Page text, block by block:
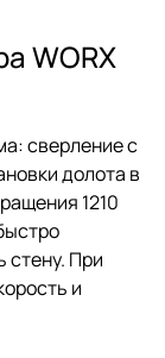
WORX
сверление с
долота в
1210
стену. При
и